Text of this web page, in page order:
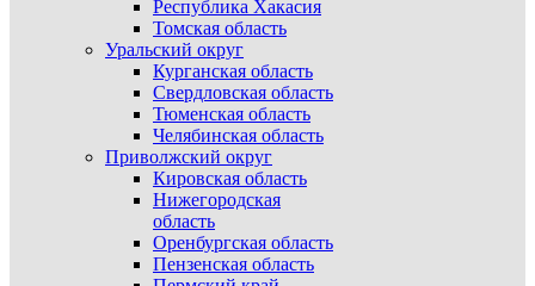
Республика Хакасия
Томская область
Уральский округ
Курганская область
Свердловская область
Тюменская область
Челябинская область
Приволжский округ
Кировская область
Нижегородская
область
Оренбургская область
Пензенская область